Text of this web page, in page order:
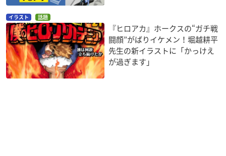
イラスト 話題
『ヒロアカ』ホークスの“ガチ戦
闘顔”がばりイケメン！堀越耕平
先生の新イラストに「かっけえ
が過ぎます」